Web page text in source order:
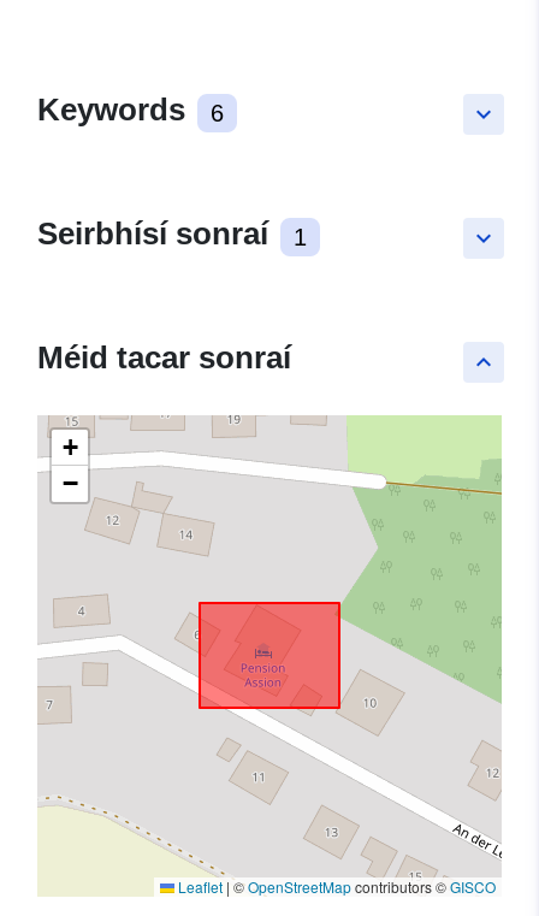
keyboard_arrow_down
Keywords 6
keyboard_arrow_down
Seirbhísí sonraí 1
keyboard_arrow_up
Méid tacar sonraí
+
−
Leaflet |©OpenStreetMapcontributors ©GISCO